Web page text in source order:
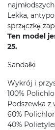
Lekka,
sprzączkę
Ten model
25.
Sandałki
Wykrój i
100%
Podszewka z
60%
40%